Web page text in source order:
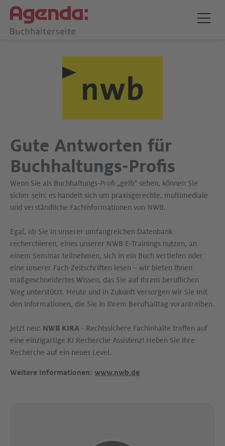
Gute Antworten für
Buch­hal­tungs-Profis
Wenn Sie als Buchhaltungs-Profi „gelb“ sehen, können Sie
sicher sein: es handelt sich um praxis­ge­rechte, multimediale
und verständliche Fachinformationen von NWB.
Egal, ob Sie in unserer umfangreichen Datenbank
recherchieren, eines unserer NWB E‑Trai­nings nutzen, an
einem Seminar teilnehmen, sich in ein Buch vertiefen oder
eine unserer Fach-Zeitschriften lesen − wir bieten Ihnen
maßgeschneidertes Wissen, das Sie auf Ihrem be­ruf­li­chen
Weg unterstützt. Heute und in Zukunft versorgen wir Sie mit
den Informationen, die Sie in Ihrem Berufsalltag vorantreiben.
Jetzt neu: NWB KIRA - Rechtssichere Fachinhalte treffen auf
eine einzigartige KI Recherche Assistenz! Heben Sie Ihre
Recherche auf ein neues Level.
Weitere Informationen: www.nwb.de